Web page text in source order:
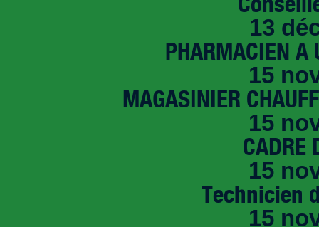
13
PHARMACIEN A
15
MAGASINIER
15
CADRE
15
Technicien
15